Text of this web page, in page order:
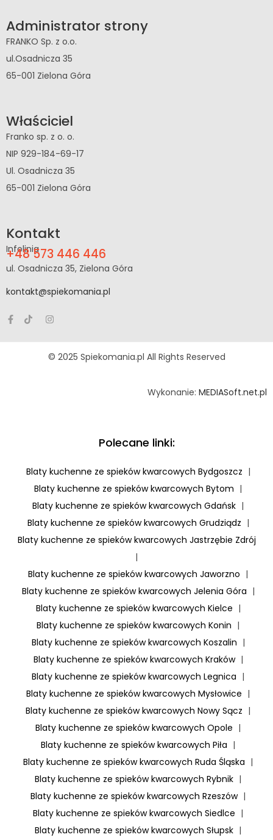
Administrator strony
FRANKO Sp. z o.o.
ul.Osadnicza 35
65-001 Zielona Góra
Właściciel
Franko sp. z o. o.
NIP 929-184-69-17
Ul. Osadnicza 35
65-001 Zielona Góra
Kontakt
Infolinia
+48 573 446 446
ul. Osadnicza 35, Zielona Góra
kontakt@spiekomania.pl
© 2025 Spiekomania.pl All Rights Reserved
Wykonanie: MEDIASoft.net.pl
Polecane linki:
Blaty kuchenne ze spieków kwarcowych Bydgoszcz |
Blaty kuchenne ze spieków kwarcowych Bytom |
Blaty kuchenne ze spieków kwarcowych Gdańsk |
Blaty kuchenne ze spieków kwarcowych Grudziądz |
Blaty kuchenne ze spieków kwarcowych Jastrzębie Zdrój
|
Blaty kuchenne ze spieków kwarcowych Jaworzno |
Blaty kuchenne ze spieków kwarcowych Jelenia Góra |
Blaty kuchenne ze spieków kwarcowych Kielce |
Blaty kuchenne ze spieków kwarcowych Konin |
Blaty kuchenne ze spieków kwarcowych Koszalin |
Blaty kuchenne ze spieków kwarcowych Kraków |
Blaty kuchenne ze spieków kwarcowych Legnica |
Blaty kuchenne ze spieków kwarcowych Mysłowice |
Blaty kuchenne ze spieków kwarcowych Nowy Sącz |
Blaty kuchenne ze spieków kwarcowych Opole |
Blaty kuchenne ze spieków kwarcowych Piła |
Blaty kuchenne ze spieków kwarcowych Ruda Śląska |
Blaty kuchenne ze spieków kwarcowych Rybnik |
Blaty kuchenne ze spieków kwarcowych Rzeszów |
Blaty kuchenne ze spieków kwarcowych Siedlce |
Blaty kuchenne ze spieków kwarcowych Słupsk |